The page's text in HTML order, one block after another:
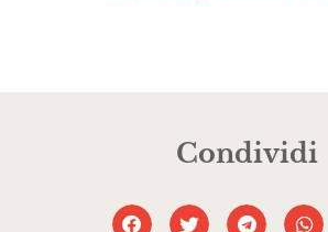
Condividi